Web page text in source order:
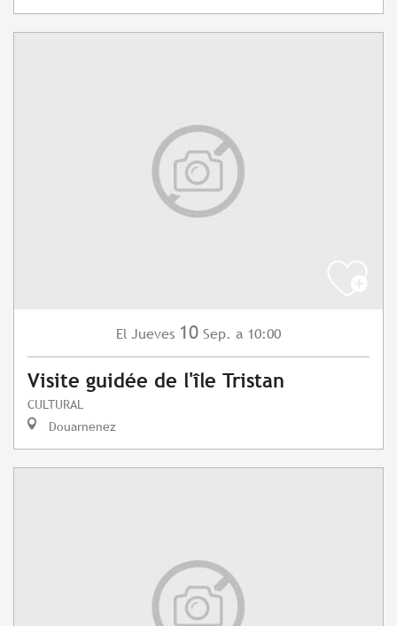
El Jueves 10 Sep. a 10:00
Visite guidée de l'île Tristan
CULTURAL
Douarnenez